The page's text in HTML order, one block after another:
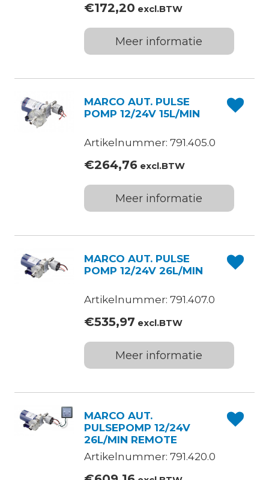
€172,20 excl.BTW
Meer informatie
MARCO AUT. PULSE
POMP 12/24V 15L/MIN
Artikelnummer: 791.405.0
€264,76excl.BTW
Meer informatie
MARCO AUT. PULSE
POMP 12/24V 26L/MIN
Artikelnummer: 791.407.0
€535,97 excl.BTW
Meer informatie
MARCO AUT.
PULSEPOMP 12/24V
26L/MIN REMOTE
Artikelnummer: 791.420.0